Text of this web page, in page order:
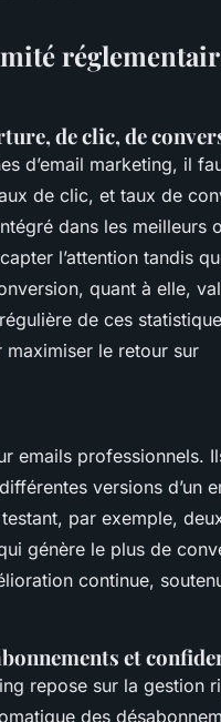
de clic, de
d’email marketing, il
de clic, et taux de
dans les meilleurs
l’attention tandis
quant à elle,
de ces
le retour sur
emails professionnels.
versions d’un
par exemple,
génère le plus de
continue,
et
repose sur la gestion
des